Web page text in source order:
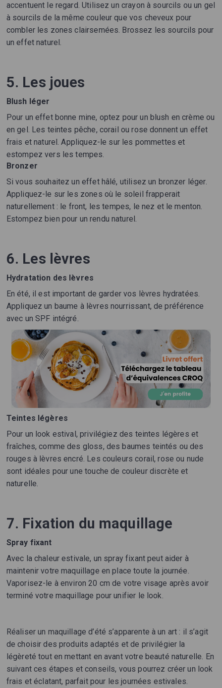
accentuent le regard. Utilisez un crayon à sourcils ou un gel
à sourcils de la même couleur que vos cheveux pour
combler les zones clairsemées. Brossez les sourcils pour
un effet naturel.
5. Les joues
Blush léger
Pour un effet bonne mine, optez pour un blush en crème ou
en gel. Les teintes pêche, corail ou rose donnent un effet
frais et naturel. Appliquez-le sur les pommettes et
estompez vers les tempes.
Bronzer
Si vous souhaitez un effet hâlé, utilisez un bronzer léger.
Appliquez-le sur les zones où le soleil frapperait
naturellement : le front, les tempes, le nez et le menton.
Estompez bien pour un rendu naturel.
6. Les lèvres
Hydratation des lèvres
En été, il est important de garder vos lèvres hydratées.
Appliquez un baume à lèvres nourrissant, de préférence
avec un SPF intégré.
Teintes légères
Pour un look estival, privilégiez des teintes légères et
fraîches, comme des gloss, des baumes teintés ou des
rouges à lèvres encré. Les couleurs corail, rose ou nude
sont idéales pour une touche de couleur discrète et
naturelle.
7. Fixation du maquillage
Spray fixant
Avec la chaleur estivale, un spray fixant peut aider à
maintenir votre maquillage en place toute la journée.
Vaporisez-le à environ 20 cm de votre visage après avoir
terminé votre maquillage pour unifier le look.
Réaliser un maquillage d’été s’apparente à un art : il s’agit
de choisir des produits adaptés et de privilégier la
légèreté tout en mettant en avant votre beauté naturelle. En
suivant ces étapes et conseils, vous pourrez créer un look
frais et éclatant, parfait pour les journées estivales.